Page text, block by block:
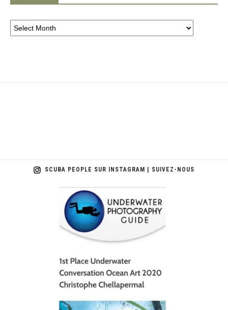
SCUBA PEOPLE SUR INSTAGRAM | SUIVEZ-NOUS
scuba_people_magazine